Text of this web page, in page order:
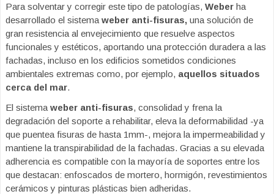
Para solventar y corregir este tipo de patologías, Weber ha
desarrollado el sistema weber anti-fisuras, una solución de
gran resistencia al envejecimiento que resuelve aspectos
funcionales y estéticos, aportando una protección duradera a las
fachadas, incluso en los edificios sometidos condiciones
ambientales extremas como, por ejemplo, aquellos situados
cerca del mar.
El sistema weber anti-fisuras, consolidad y frena la
degradación del soporte a rehabilitar, eleva la deformabilidad -ya
que puentea fisuras de hasta 1mm-, mejora la impermeabilidad y
mantiene la transpirabilidad de la fachadas. Gracias a su elevada
adherencia es compatible con la mayoría de soportes entre los
que destacan: enfoscados de mortero, hormigón, revestimientos
cerámicos y pinturas plásticas bien adheridas.